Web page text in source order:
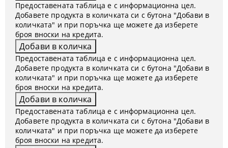
Предоставената таблица е с информационна цел.
Добавете продукта в количката си с бутона "Добави в
количката" и при поръчка ще можете да изберете
броя вноски на кредита.
Предоставената таблица е с информационна цел.
Добавете продукта в количката си с бутона "Добави в
количката" и при поръчка ще можете да изберете
броя вноски на кредита.
Предоставената таблица е с информационна цел.
Добавете продукта в количката си с бутона "Добави в
количката" и при поръчка ще можете да изберете
броя вноски на кредита.